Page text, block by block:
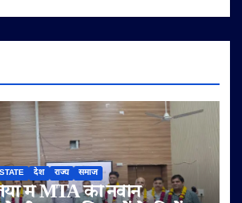
STATE देश राज्य समाज
में MTA की नवीन